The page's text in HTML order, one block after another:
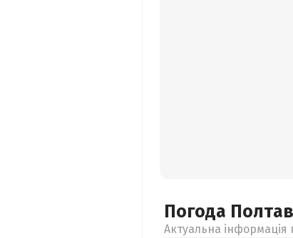
Погода
Актуальна інформація